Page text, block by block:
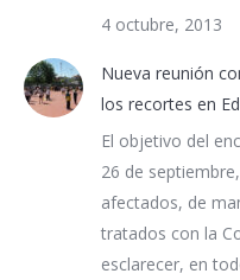
4 octubre, 2013
Nueva reunión
los recortes en
El objetivo del
26 de
afectados, de
tratados con la
esclarecer, en